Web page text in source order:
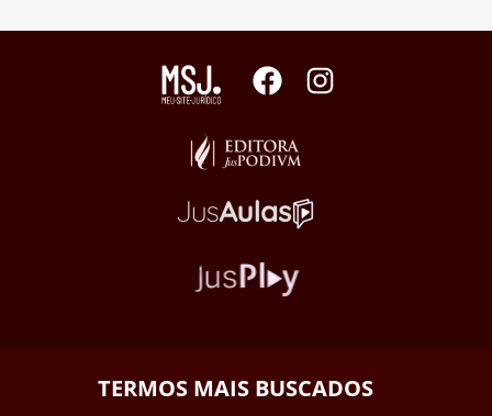
TERMOS MAIS BUSCADOS